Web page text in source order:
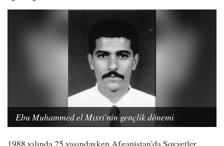
Ebu Muhammed el Mısri'nin gençlik dönemi
1988 yılında 25 yaşındayken Afganistan'da Sovyetler